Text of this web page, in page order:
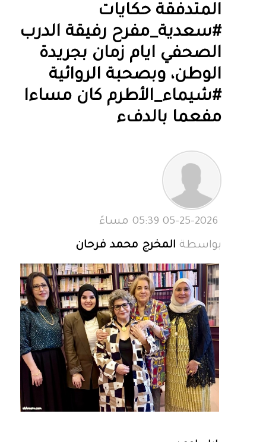
المتدفقة حكايات
#سعدية_مفرح رفيقة الدرب
الصحفي ايام زمان بجريدة
الوطن، وبصحبة الروائية
#شيماء_الأطرم كان مساءا
مفعما بالدفء
بواسطة المخرج محمد فرحان